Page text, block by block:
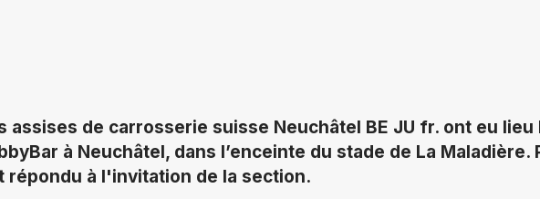
assises de carrosserie suisse Neuchâtel BE JU fr. ont eu lieu
à Neuchâtel, dans l’enceinte du stade de La
répondu à l'invitation de la section.